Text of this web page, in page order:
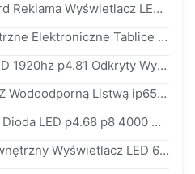
Novastar Control Billboard Reklama Wyświetlacz LED p8 6000 Nits Multiple Install
10mm Pixel Pitch Zewnętrzne Elektroniczne Tablice Led O Wysokiej Jasności Wodoodporność ip65
Wyświetlacz Billboard LED 1920hz p4.81 Odkryty Wysoka Jasność Dla Reklamy W Pełnym Wymiarze Godzin
Tablice Reklamowe LED Z Wodoodporną Listwą ip65 Z Regulowaną Jasnością
Dwustronna Zewnętrzna Dioda LED p4.68 p8 4000 Nitów Okrągłe Logo Sklepu Billboard
Reklama Komercyjna Zewnętrzny Wyświetlacz LED 6000 Nitów Jasność Wodoodporny